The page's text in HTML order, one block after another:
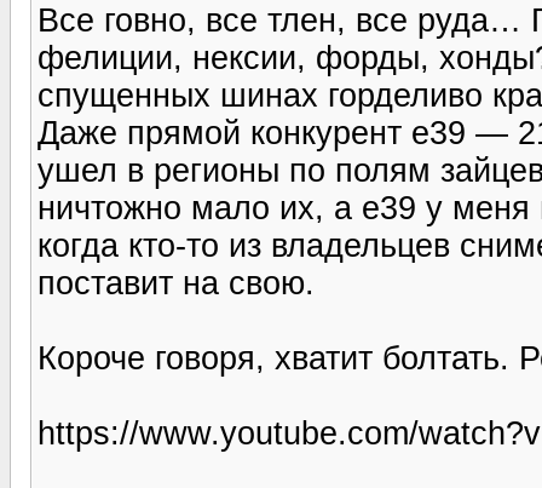
Все говно, все тлен, все руда…
фелиции, нексии, форды,
спущенных шинах горделиво
Даже прямой конкурент е39 —
ушел в регионы по полям
ничтожно мало их, а е39 у меня
когда кто-то из владельцев
поставит на свою.
Короче говоря, хватит болтать.
https://www.youtube.com/